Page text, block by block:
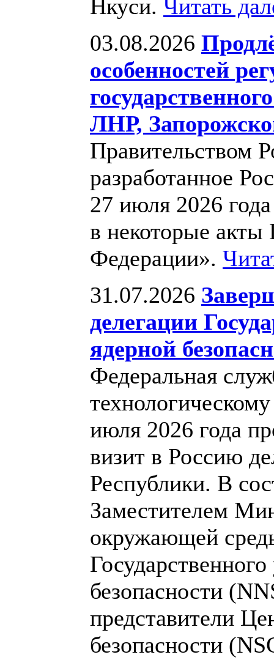
Нкуси. Читать
03.08.2026
особенностей
ЛНР,
Правительством
разработанное
27 июля 2026
в некоторые акты
Федерации».
31.07.2026
делегации
ядерной
Федеральная
июля 2026 года
визит в Россию
Республики. В
Заместителем
окружающей
безопасности
представители
безопасности